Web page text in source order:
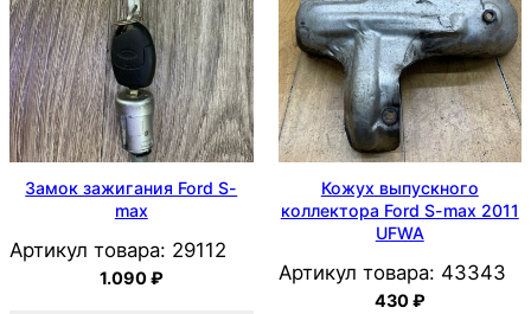
Замок зажигания Ford S-
max
Артикул товара: 29112
1.090₽
Кожух выпускного
коллектора Ford S-max 2011
UFWA
Артикул товара: 43343
430₽